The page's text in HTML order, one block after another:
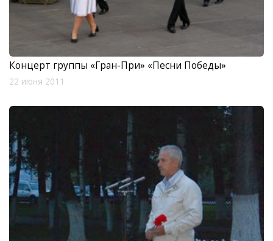
Концерт группы «Гран-При» «Песни Победы»
22 июня 2011